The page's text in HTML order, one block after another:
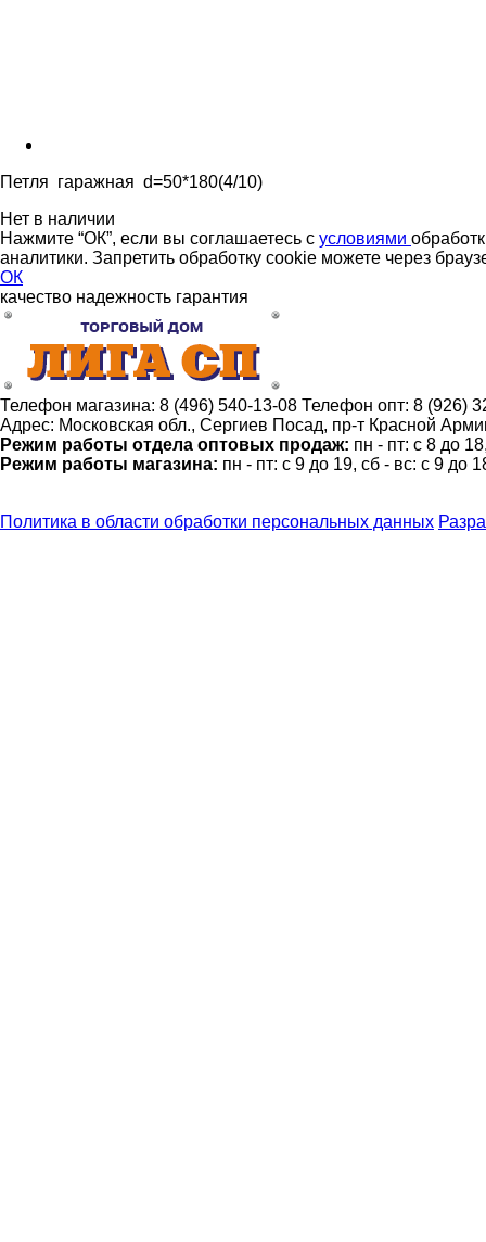
Петля гаражная d=50*180(4/10)
Нет в наличии
Нажмите “ОК”, если вы соглашаетесь с условиями
аналитики. Запретить обработку cookie можете через
ОК
качество надежность гарантия
Телефон магазина: 8 (496) 540-13-08 Телефон опт: 8 (926)
Адрес: Московская обл., Сергиев Посад, пр-т Красной
Режим работы отдела оптовых продаж: пн - пт: с 8 до
Режим работы магазина: пн - пт: с 9 до 19, сб - вс: с 9 до
Политика в области обработки персональных данных